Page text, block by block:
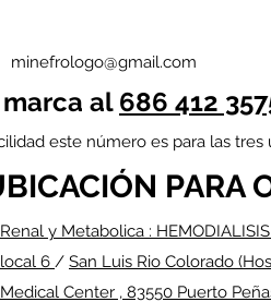
minefrologo@gmail.com
al 686 412
este número es para las tres
PARA
y Metabolica :
6 / San Luis Rio Colorado
Center , 83550 Puerto